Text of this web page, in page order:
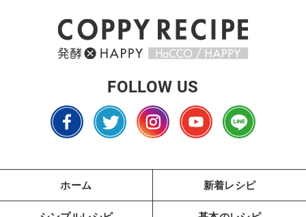
FOLLOW US
ホーム 新着レシピ